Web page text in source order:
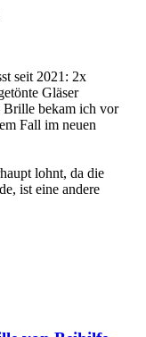
seit 2021: 2x
Gläser
Brille bekam ich vor
Fall im neuen
lohnt, da die
ist eine andere